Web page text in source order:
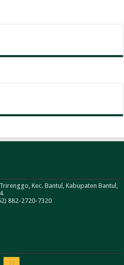
Kec. Bantul, Kabupaten Bantul,
882-2720-7320